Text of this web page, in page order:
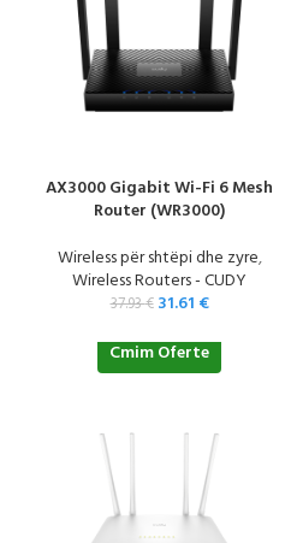
AX3000 Gigabit Wi-Fi 6 Mesh
Router (WR3000)
Wireless për shtëpi dhe zyre,
Wireless Routers - CUDY
37.93€ 31.61 €
Cmim Oferte